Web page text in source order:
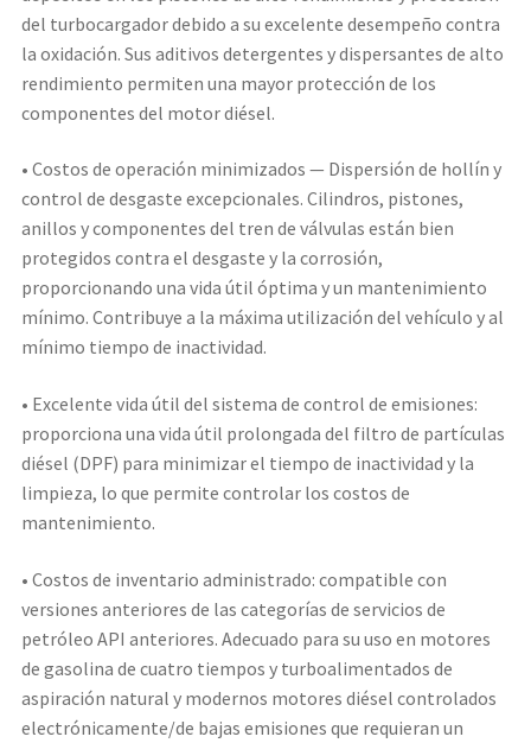
del turbocargador debido a su excelente desempeño contra
la oxidación. Sus aditivos detergentes y dispersantes de alto
rendimiento permiten una mayor protección de los
componentes del motor diésel.
• Costos de operación minimizados — Dispersión de hollín y
control de desgaste excepcionales. Cilindros, pistones,
anillos y componentes del tren de válvulas están bien
protegidos contra el desgaste y la corrosión,
proporcionando una vida útil óptima y un mantenimiento
mínimo. Contribuye a la máxima utilización del vehículo y al
mínimo tiempo de inactividad.
• Excelente vida útil del sistema de control de emisiones:
proporciona una vida útil prolongada del filtro de partículas
diésel (DPF) para minimizar el tiempo de inactividad y la
limpieza, lo que permite controlar los costos de
mantenimiento.
• Costos de inventario administrado: compatible con
versiones anteriores de las categorías de servicios de
petróleo API anteriores. Adecuado para su uso en motores
de gasolina de cuatro tiempos y turboalimentados de
aspiración natural y modernos motores diésel controlados
electrónicamente/de bajas emisiones que requieran un